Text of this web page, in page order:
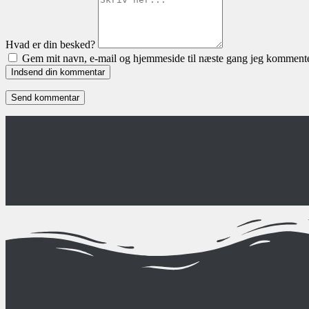
Hvad er din besked?
Gem mit navn, e-mail og hjemmeside til næste gang jeg
Indsend din kommentar